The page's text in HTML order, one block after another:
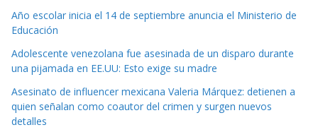
Año escolar inicia el 14 de septiembre anuncia el Ministerio de
Educación
Adolescente venezolana fue asesinada de un disparo durante
una pijamada en EE.UU: Esto exige su madre
Asesinato de influencer mexicana Valeria Márquez: detienen a
quien señalan como coautor del crimen y surgen nuevos
detalles